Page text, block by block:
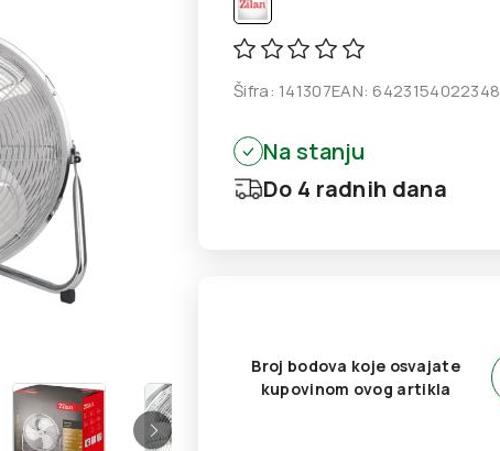
Šifra: 141307EAN: 6423154022348
Na stanju
Do 4 radnih dana
Broj bodova koje osvajate
kupovinom ovog artikla